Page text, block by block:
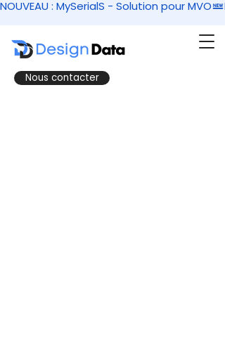
Nous contacter
NOUVEAU : MySerialS - Solution pour MVO